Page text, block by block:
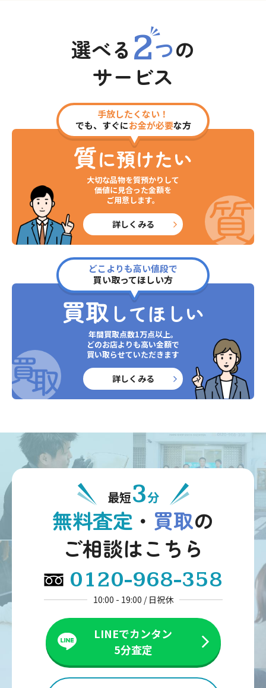
選べる 2つの
サービス
手放したくない！
でも、すぐにお金が必要な方
質に預けたい
大切な品物を質預かりして
価値に見合った金額を
ご用意します。
詳しくみる
どこよりも高い値段で
買い取ってほしい方
買取 してほしい
年間買取点数1万点以上。
どのお店よりも高い金額で
買い取らせていただきます
詳しくみる
最短3分
無料査定 ・ 買取の
ご相談はこちら
0120-968-358
10:00 - 19:00 / 日祝休
LINEでカンタン
5分査定